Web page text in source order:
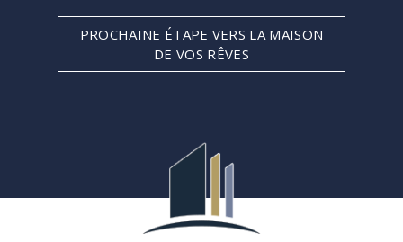
PROCHAINE ÉTAPE VERS LA MAISON
DE VOS RÊVES